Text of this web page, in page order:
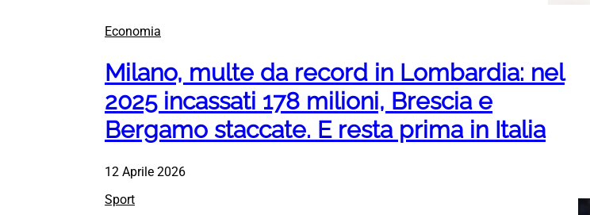
Economia
Milano, multe da record in Lombardia: nel
2025 incassati 178 milioni, Brescia e
Bergamo staccate. E resta prima in Italia
12 Aprile 2026
Sport